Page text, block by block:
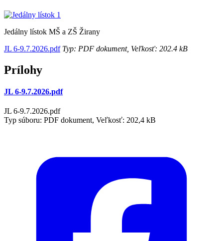
Jedálny lístok MŠ a ZŠ Žirany
JL 6-9.7.2026.pdfTyp: PDF dokument, Veľkosť: 202.4 kB
Prílohy
JL 6-9.7.2026.pdf
JL 6-9.7.2026.pdf
Typ súboru: PDF dokument, Veľkosť: 202,4 kB